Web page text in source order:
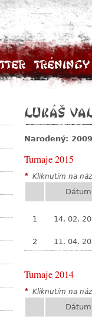
Tréningy
Lukáš
Narodený: 2009
Turnaje 2015
* Kliknutím na
Dátum
1 14. 02.
2 11. 04.
Turnaje 2014
* Kliknutím na
Dátum